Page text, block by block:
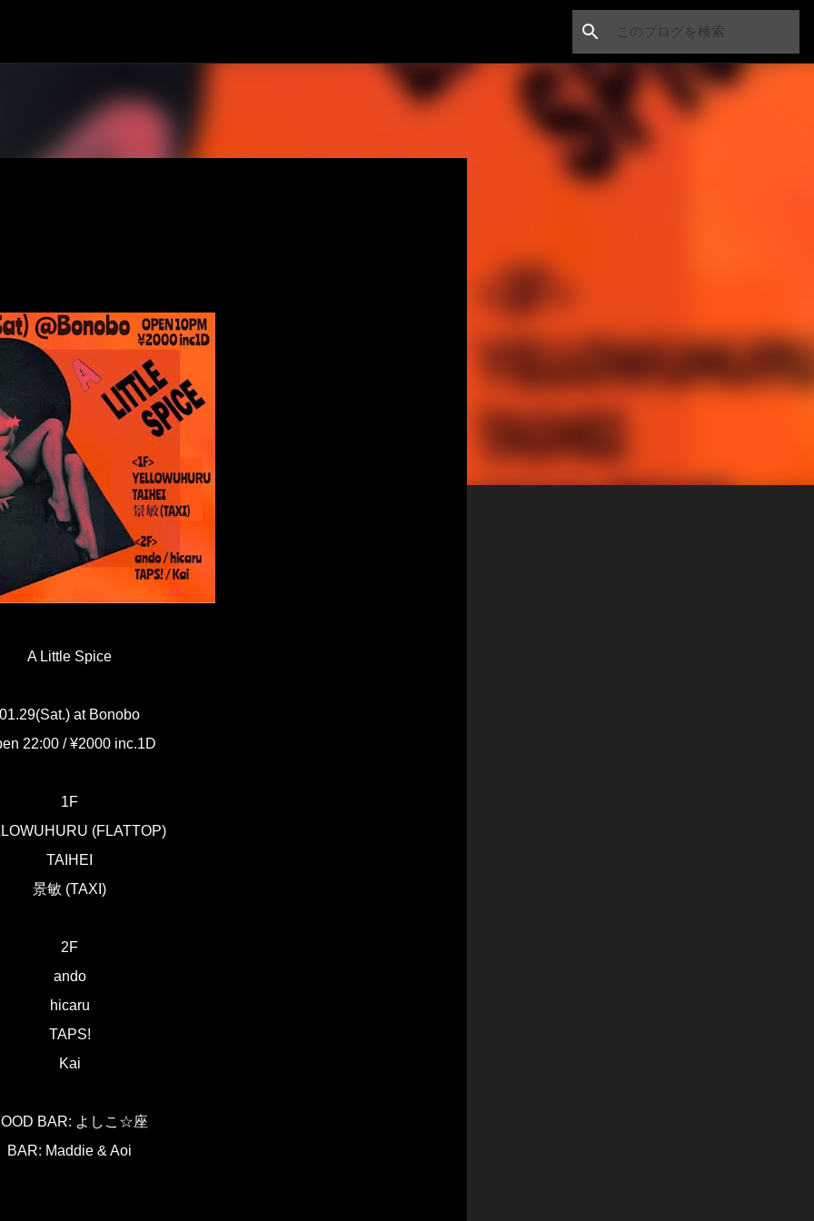
A Little Spice
01.29(Sat.) at Bonobo
22:00 / ¥2000 inc.1D
1F
(FLATTOP)
TAIHEI
景敏 (TAXI)
2F
ando
hicaru
TAPS!
Kai
BAR: よしこ☆座
BAR: Maddie & Aoi